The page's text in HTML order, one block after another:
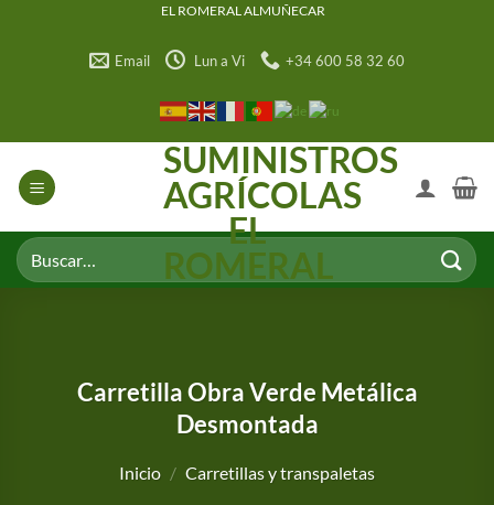
EL ROMERAL ALMUÑECAR
Email Lun a Vi +34 600 58 32 60
SUMINISTROS
AGRÍCOLAS
EL
ROMERAL
Buscar
por:
Carretilla Obra Verde Metálica
Desmontada
Inicio / Carretillas y transpaletas